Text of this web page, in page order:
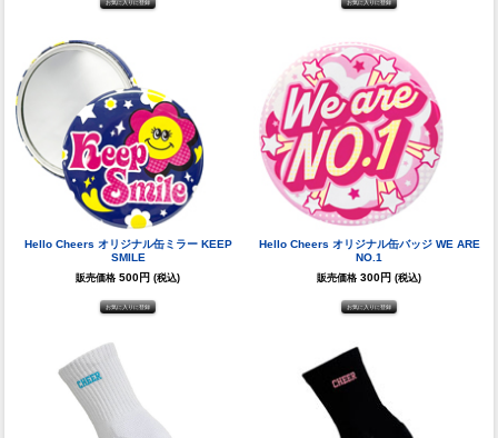
Hello Cheers オリジナル缶ミラー KEEP
SMILE
販売価格 500円 (税込)
Hello Cheers オリジナル缶バッジ WE ARE
NO.1
販売価格 300円 (税込)